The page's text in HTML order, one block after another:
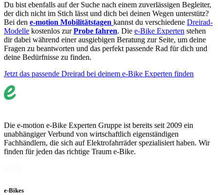
Du bist ebenfalls auf der Suche nach einem zuverlässigen Begleiter,
der dich nicht im Stich lässt und dich bei deinen Wegen unterstütz?
Bei den e-motion Mobilitätstagen kannst du verschiedene Dreirad-
Modelle kostenlos zurProbe fahren. Die e-Bike Experten stehen
dir dabei während einer ausgiebigen Beratung zur Seite, um deine
Fragen zu beantworten und das perfekt passende Rad für dich und
deine Bedürfnisse zu finden.
Jetzt das passende Dreirad bei deinem e-Bike Experten finden
Die e-motion e-Bike Experten Gruppe ist bereits seit 2009 ein
unabhängiger Verbund von wirtschaftlich eigenständigen
Fachhändlern, die sich auf Elektrofahrräder spezialisiert haben. Wir
finden für jeden das richtige Traum e-Bike.
e-Bikes